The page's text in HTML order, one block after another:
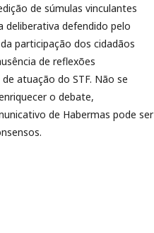
de súmulas vinculantes
deliberativa defendido pelo
participação dos cidadãos
de reflexões
atuação do STF. Não se
o debate,
de Habermas pode ser